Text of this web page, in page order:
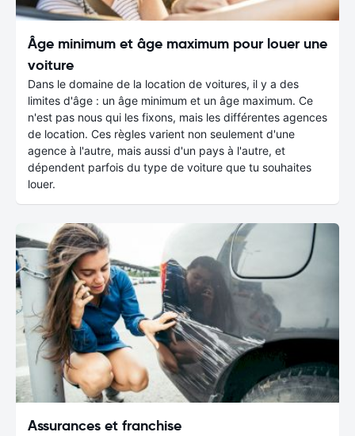
Âge minimum et âge maximum pour louer une
voiture
Dans le domaine de la location de voitures, il y a des
limites d'âge : un âge minimum et un âge maximum. Ce
n'est pas nous qui les fixons, mais les différentes agences
de location. Ces règles varient non seulement d'une
agence à l'autre, mais aussi d'un pays à l'autre, et
dépendent parfois du type de voiture que tu souhaites
louer.
Assurances et franchise